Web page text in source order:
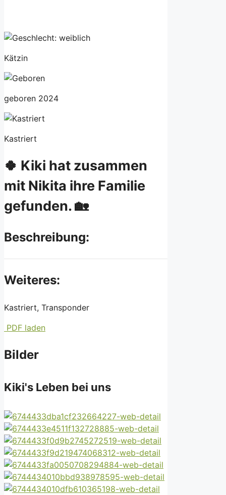
Kätzin
geboren 2024
Kastriert
🍀 Kiki hat zusammen
mit Nikita ihre Familie
gefunden. 🏡
Beschreibung:
Weiteres:
Kastriert, Transponder
PDF laden
Bilder
Kiki's Leben bei uns